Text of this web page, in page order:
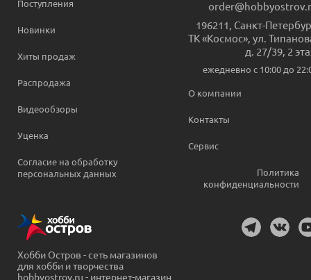
Поступления
Новинки
Хиты продаж
Распродажа
Видеообзоры
Уценка
Согласие на обработку
персональных данных
196211, Санкт-
ТК «Космос», ул.
д. 27/39, 2
ежедневно c 10:00 до
О компании
Контакты
Сервис
Политика
конфиденциальности
Хобби Остров - сеть магазинов
для хобби и творчества
hobbyostrov.ru - интернет-магазин